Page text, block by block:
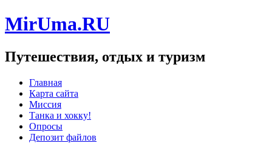
MirUma.RU
Путешествия, отдых и туризм
Главная
Карта сайта
Миссия
Танка и хокку!
Опросы
Депозит файлов